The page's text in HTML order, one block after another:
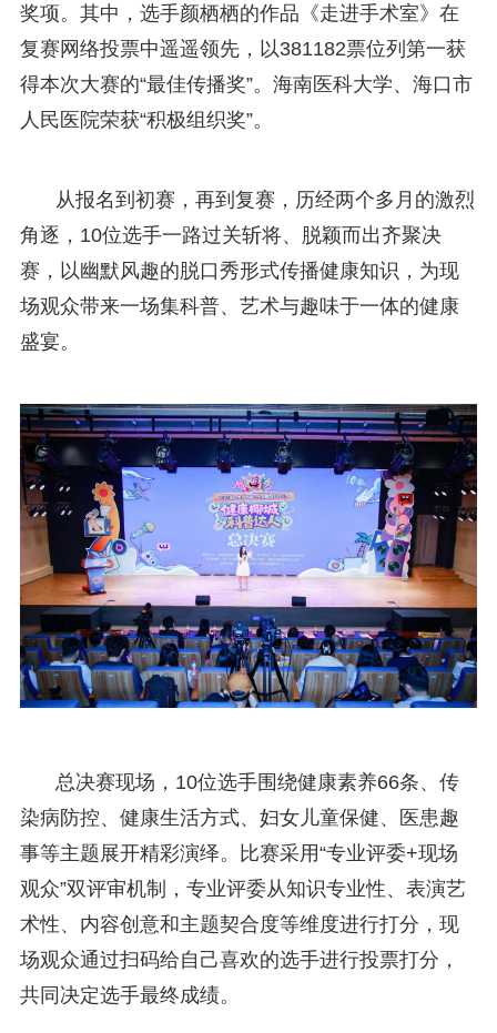
奖项。其中，选手颜栖栖的作品《走进手术室》在
复赛网络投票中遥遥领先，以381182票位列第一获
得本次大赛的“最佳传播奖”。海南医科大学、海口市
人民医院荣获“积极组织奖”。
从报名到初赛，再到复赛，历经两个多月的激烈
角逐，10位选手一路过关斩将、脱颖而出齐聚决
赛，以幽默风趣的脱口秀形式传播健康知识，为现
场观众带来一场集科普、艺术与趣味于一体的健康
盛宴。
总决赛现场，10位选手围绕健康素养66条、传
染病防控、健康生活方式、妇女儿童保健、医患趣
事等主题展开精彩演绎。比赛采用“专业评委+现场
观众”双评审机制，专业评委从知识专业性、表演艺
术性、内容创意和主题契合度等维度进行打分，现
场观众通过扫码给自己喜欢的选手进行投票打分，
共同决定选手最终成绩。